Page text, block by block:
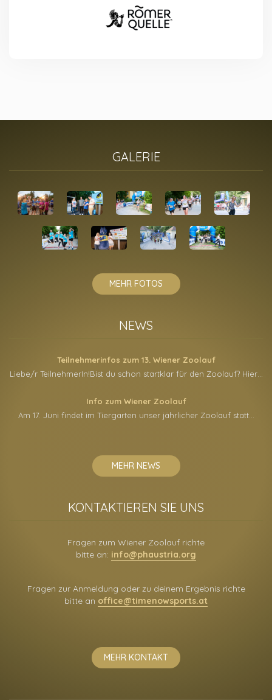
GALERIE
MEHR FOTOS
NEWS
Teilnehmerinfos zum 13. Wiener Zoolauf
Liebe/r TeilnehmerIn!Bist du schon startklar für den Zoolauf? Hier…
Info zum Wiener Zoolauf
Am 17. Juni findet im Tiergarten unser jährlicher Zoolauf statt…
MEHR NEWS
KONTAKTIEREN SIE UNS
Fragen zum Wiener Zoolauf richte
bitte an: info@phaustria.org
Fragen zur Anmeldung oder zu deinem Ergebnis richte
bitte an office@timenowsports.at
MEHR KONTAKT